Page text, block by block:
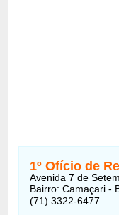
1º Ofício de
Avenida 7 de
Bairro: Camaçari -
(71) 3322-6477